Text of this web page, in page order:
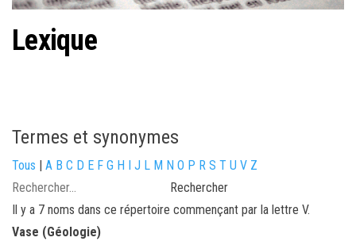
Lexique
Termes et synonymes
Tous | A B C D E F G H I J L M N O P R S T U V Z
Il y a 7 noms dans ce répertoire commençant par la lettre V.
Vase (Géologie)